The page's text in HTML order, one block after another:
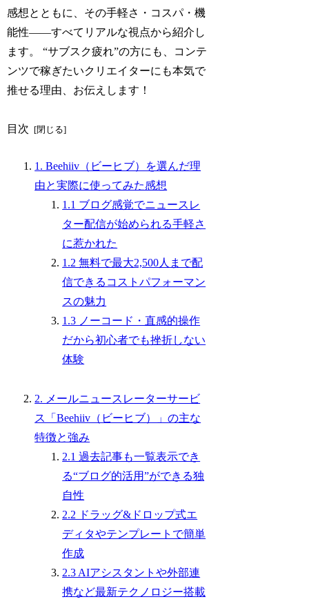
感想とともに、その手軽さ・コスパ・機
能性――すべてリアルな視点から紹介し
ます。 “サブスク疲れ”の方にも、コンテ
ンツで稼ぎたいクリエイターにも本気で
推せる理由、お伝えします！
目次
1. Beehiiv（ビーヒブ）を選んだ理
由と実際に使ってみた感想
1.1 ブログ感覚でニュースレ
ター配信が始められる手軽さ
に惹かれた
1.2 無料で最大2,500人まで配
信できるコストパフォーマン
スの魅力
1.3 ノーコード・直感的操作
だから初心者でも挫折しない
体験
2. メールニュースレーターサービ
ス「Beehiiv（ビーヒブ）」の主な
特徴と強み
2.1 過去記事も一覧表示でき
る“ブログ的活用”ができる独
自性
2.2 ドラッグ&ドロップ式エ
ディタやテンプレートで簡単
作成
2.3 AIアシスタントや外部連
携など最新テクノロジー搭載